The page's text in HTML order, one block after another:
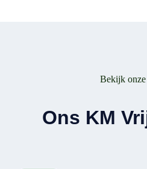
Bekijk onze
Ons KM